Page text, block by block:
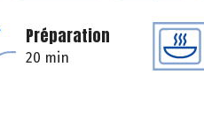
Préparation
20 min